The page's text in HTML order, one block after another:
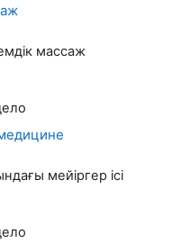
массаж
мейіргер ісі